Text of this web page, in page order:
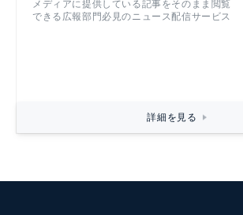
メディアに提供している記事をそのまま閲覧
できる広報部門必見のニュース配信サービス
詳細を見る